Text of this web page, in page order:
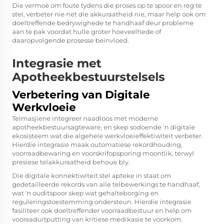
Die vermoë om foute tydens die proses op te spoor en reg te
stel, verbeter nie net die akkuraatheid nie, maar help ook om
doeltreffende bedrywighede te handhaaf deur probleme
aan te pak voordat hulle groter hoeveelhede of
daaropvolgende prosesse beïnvloed.
Integrasie met
Apotheekbestuurstelsels
Verbetering van Digitale
Werkvloeie
Telmasjiene integreer naadloos met moderne
apotheekbestuursagteware, en skep sodoende 'n digitale
ekosisteem wat die algehele werkvloeieffektiwiteit verbeter.
Hierdie integrasie maak outomatiese rekordhouding,
voorraadbewaring en voorskrifopsporing moontlik, terwyl
presiese telakkuraatheid behoue bly.
Die digitale konnektiwiteit stel apteke in staat om
gedetailleerde rekords van alle telbewerkings te handhaaf,
wat 'n ouditspoor skep wat gehalteborging en
reguleringstoestemming ondersteun. Hierdie integrasie
fasiliteer ook doeltreffender voorraadbestuur en help om
vooraaduitputting van kritiese medikasie te voorkom.